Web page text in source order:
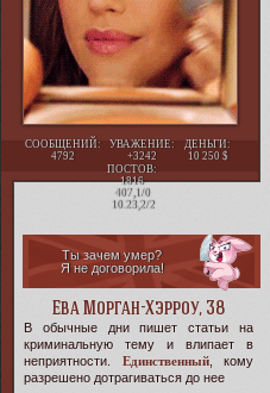
СООБЩЕНИЙ:
4792
УВАЖЕНИЕ:
+3242
ДЕНЬГИ:
10 250
ПОСТОВ:
1816
407,1/0
10.23,2/2
Ты зачем умер?
Я не договорила!
Ева Морган-Хэрроу, 38
В обычные дни пишет статьи на
криминальную тему и влипает в
неприятности. Единственный, кому
разрешено дотрагиваться до нее